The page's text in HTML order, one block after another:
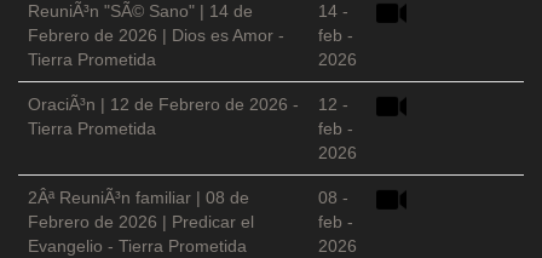
ReuniÃ³n "SÃ© Sano" | 14 de
Febrero de 2026 | Dios es Amor -
Tierra Prometida
14 -
feb -
2026
OraciÃ³n | 12 de Febrero de 2026 -
Tierra Prometida
12 -
feb -
2026
2Âª ReuniÃ³n familiar | 08 de
Febrero de 2026 | Predicar el
Evangelio - Tierra Prometida
08 -
feb -
2026